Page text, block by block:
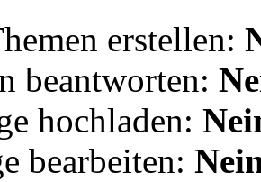
erstellen:
beantworten:
hochladen:
bearbeiten: